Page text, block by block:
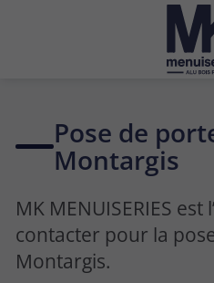
Pose de
Montargis
MK MENUISERIES est
contacter pour la
Montargis.